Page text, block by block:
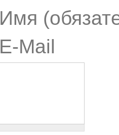
Имя
E-Mail